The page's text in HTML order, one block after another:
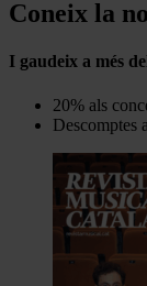
Coneix la
I gaudeix a més
20% als
Descomptes